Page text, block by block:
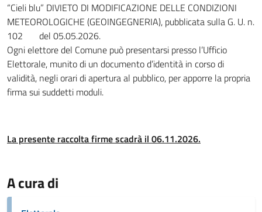
“Cieli blu” DIVIETO DI MODIFICAZIONE DELLE CONDIZIONI
METEOROLOGICHE (GEOINGEGNERIA), pubblicata sulla G. U. n.
102 del 05.05.2026.
Ogni elettore del Comune può presentarsi presso l’Ufficio
Elettorale, munito di un documento d’identità in corso di
validità, negli orari di apertura al pubblico, per apporre la propria
firma sui suddetti moduli.
La presente raccolta firme scadrà il 06.11.2026.
A cura di